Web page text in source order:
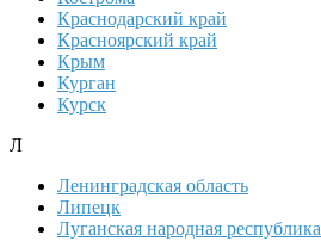
Краснодарский край
Красноярский край
Крым
Курган
Курск
Л
Ленинградская область
Липецк
Луганская народная республика